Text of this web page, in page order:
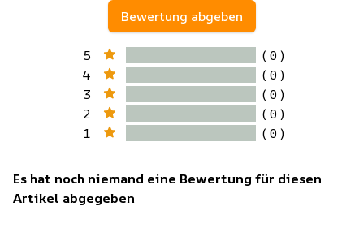
Bewertung abgeben
5
( 0 )
4
( 0 )
3
( 0 )
2
( 0 )
1
( 0 )
Es hat noch niemand eine Bewertung für diesen
Artikel abgegeben